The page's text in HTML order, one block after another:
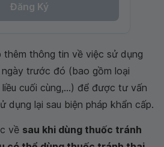
Đăng Ký
thêm thông tin về việc sử dụng
trước đó (bao gồm loại
cuối cùng,...) để được tư vấn
dụng lại sau biện pháp khẩn cấp.
về sau khi dùng thuốc tránh